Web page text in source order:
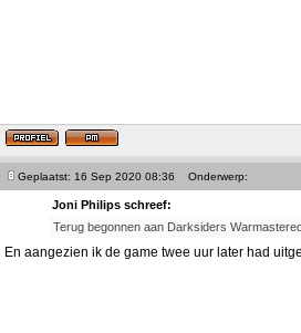
Geplaatst: 16 Sep 2020 08:36
Onderwerp:
Joni Philips schreef:
Terug begonnen aan Darksiders
En aangezien ik de game twee uur later had